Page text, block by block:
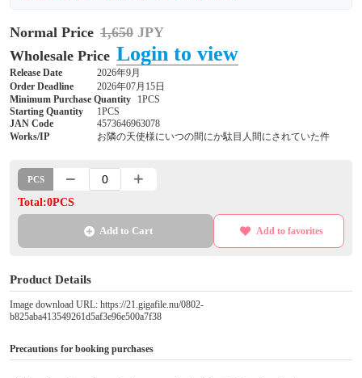
Normal Price 1,650 JPY
Wholesale Price Login to view
Release Date
2026年9月
Order Deadline
2026年07月15日
Minimum Purchase Quantity
1PCS
Starting Quantity
1PCS
JAN Code
4573646963078
Works/IP
お隣の天使様にいつの間にか駄目人間にされていた件
PCS
Total:0PCS
Add to Cart Add to favorites
Product Details
Image download URL: https://21.gigafile.nu/0802-
b825aba413549261d5af3e96e500a7f38
Precautions for booking purchases